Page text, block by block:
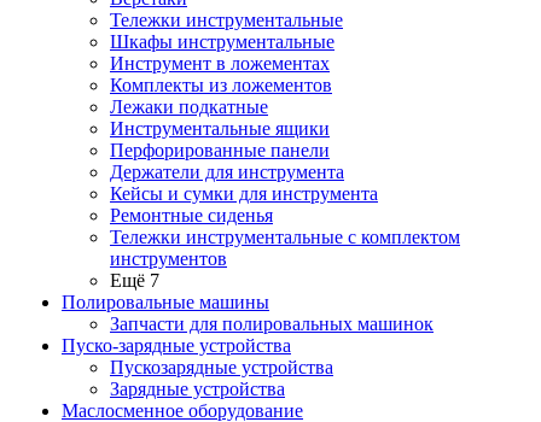
Тележки инструментальные
Шкафы инструментальные
Инструмент в ложементах
Комплекты из ложементов
Лежаки подкатные
Инструментальные ящики
Перфорированные панели
Держатели для инструмента
Кейсы и сумки для инструмента
Ремонтные сиденья
Тележки инструментальные с комплектом
инструментов
Ещё 7
Полировальные машины
Запчасти для полировальных машинок
Пуско-зарядные устройства
Пускозарядные устройства
Зарядные устройства
Маслосменное оборудование